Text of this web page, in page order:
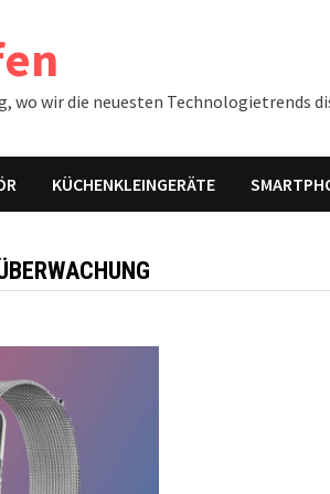
wo wir die neuesten Technologietrends
KÜCHENKLEINGERÄTE